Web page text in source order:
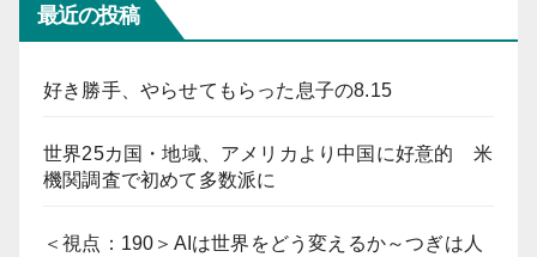
最近の投稿
好き勝手、やらせてもらった息子の8.15
世界25カ国・地域、アメリカより中国に好意的 米
機関調査で初めて多数派に
＜視点：190＞AIは世界をどう変えるか～つぎは人